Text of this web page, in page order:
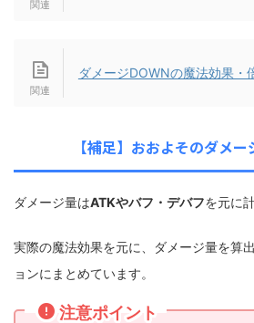
ダメージDOWNの魔法効果・
【補足】おおよそのダメ
ダメージ量はATKやバフ・デバフを元に
実際の魔法効果を元に、ダメージ量を算
ョンにまとめています。
注意ポイント